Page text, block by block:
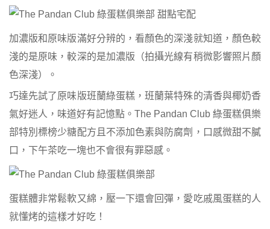
加濃版和原味版滿好分辨的，看顏色的深淺就知道，顏色較
淺的是原味，較深的是加濃版（拍攝光線有稍微影響照片顏
色深淺）。
巧達先試了原味版班蘭綠蛋糕，班蘭葉特殊的清香與椰奶香
氣好迷人，味道好有記憶點。The Pandan Club 綠蛋糕俱樂
部特別標榜少糖配方且不添加色素與防腐劑，口感微甜不膩
口，下午茶吃一塊也不會很有罪惡感。
蛋糕體非常鬆軟又綿，壓一下還會回彈，愛吃戚風蛋糕的人
就懂烤的這樣才好吃！